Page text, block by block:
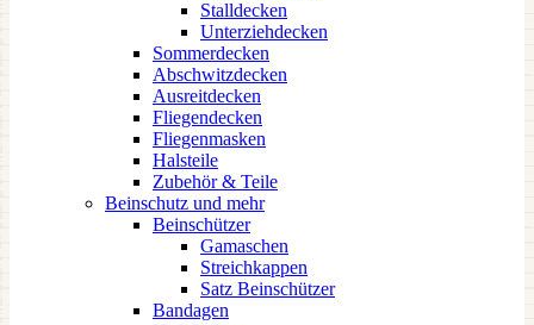
Stalldecken
Unterziehdecken
Sommerdecken
Abschwitzdecken
Ausreitdecken
Fliegendecken
Fliegenmasken
Halsteile
Zubehör & Teile
Beinschutz und mehr
Beinschützer
Gamaschen
Streichkappen
Satz Beinschützer
Bandagen